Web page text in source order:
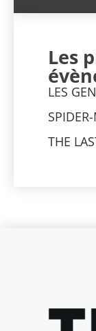
Les
LES
THE